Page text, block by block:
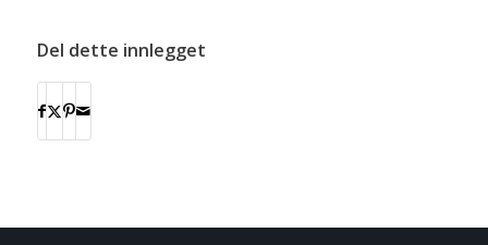
Del dette innlegget